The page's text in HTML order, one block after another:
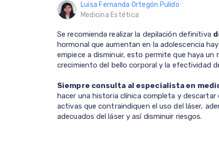
Luisa Fernanda Ortegón Pulido
Medicina Estética
Se recomienda realizar la depilación definitiva
hormonal que aumentan en la adolescencia
empiece a disminuir, esto permite que haya un
crecimiento del bello corporal y la efectividad
Siempre consulta al especialista en
hacer una historia clínica completa y
activas que contraindiquen el uso del láser,
adecuados del láser y así disminuir riesgos.